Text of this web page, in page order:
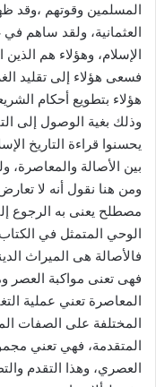
المسلمين وقوتهم ،وقد
العثمانية، ولقد ساهم
الإسلام، وهؤلاء هم
فسعى هؤلاء إلى تقليد
هؤلاء بتطويع أحكام
وذلك بغية الوصول إلى
يحسنوا قراءة التاريخ
بين الأصالة والمعاصرة،
ومن هنا نقول أنه لا
مصطلح يعنى به الرجوع
الوحي المتمثل في
فالأصالة هى الميراث
فهى تعنى مواكبة العصر
المعاصرة تعني عملية
المختلفة على الصفات
المتقدمة، فهي تعني
العصري، وهذا التقدم